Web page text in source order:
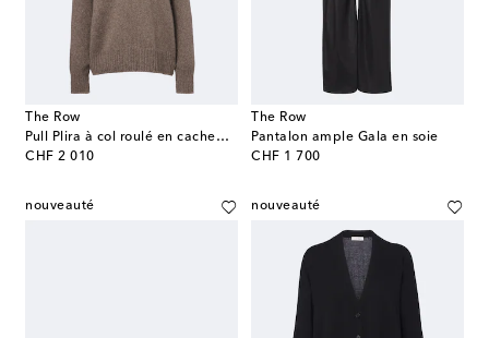
The Row
Pull Plira à col roulé en cachemire
CHF 2 010
original price
The Row
Pantalon ample Gala en soie
CHF 1 700
original price
nouveauté nouveauté